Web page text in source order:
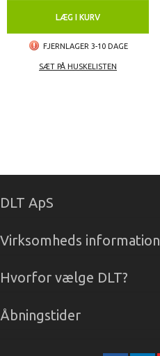
LÆG I KURV
FJERNLAGER 3-10 DAGE
SÆT PÅ HUSKELISTEN
DLT ApS
Virksomheds information
Hvorfor vælge DLT?
Åbningstider